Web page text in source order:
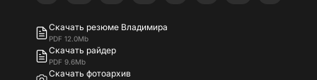
Скачать резюме Владимира
PDF 12.0Mb
Скачать райдер
PDF 9.6Mb
Скачать фотоархив